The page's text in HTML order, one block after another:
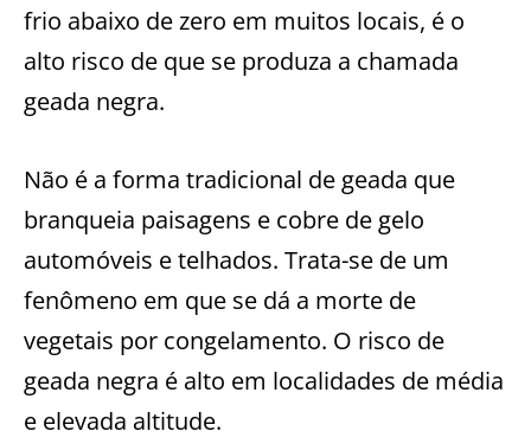
frio abaixo de zero em muitos locais, é o
alto risco de que se produza a chamada
geada negra.
Não é a forma tradicional de geada que
branqueia paisagens e cobre de gelo
automóveis e telhados. Trata-se de um
fenômeno em que se dá a morte de
vegetais por congelamento. O risco de
geada negra é alto em localidades de média
e elevada altitude.